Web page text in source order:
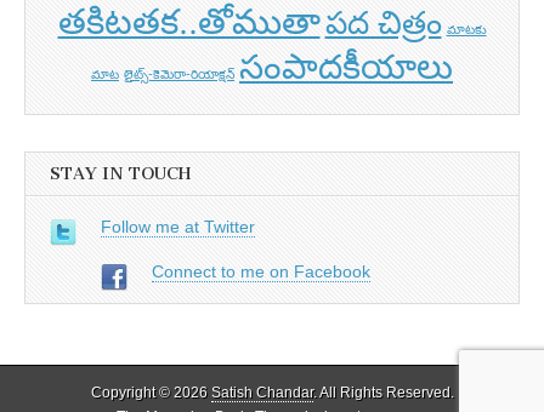
తకిటతక..తోముతాపద చిత్రం మాటకు
మాట లైట్స్-కెమెరా-రియాక్షన్ సంపాదకీయాలు
STAY IN TOUCH
Follow me at Twitter
Connect to me on Facebook
Copyright © 2026 Satish Chandar. All Rights Reserved.